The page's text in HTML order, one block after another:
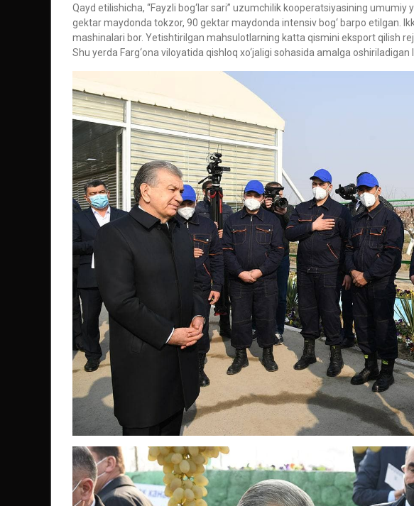
Qayd etilishicha, “Fayzli bog‘lar sari” uzumchilik kooperatsiyasining
gektar maydonda tokzor, 90 gektar maydonda intensiv bog‘ barpo etilgan.
mashinalari bor. Yetishtirilgan mahsulotlarning katta qismini eksport qilish
Shu yerda Farg‘ona viloyatida qishloq xo‘jaligi sohasida amalga